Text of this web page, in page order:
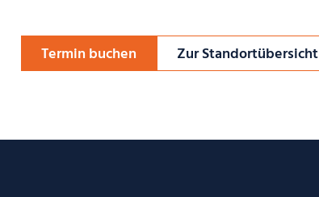
Termin buchen Zur Standortübersicht